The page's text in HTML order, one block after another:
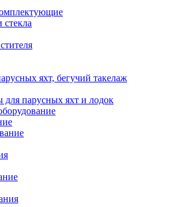
стекла
яхт, бегучий такелаж
парусных яхт и лодок